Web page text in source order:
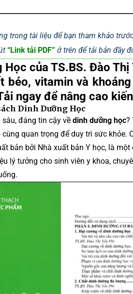
trong tài liệu để bạn tham khảo
“Link tải PDF” ở trên để tải bản đầy
Học của TS.BS. Đào
béo, vitamin và
ngay để nâng cao
Dinh Dưỡng Học
đáng tin cậy về dinh dưỡng học?
quan trọng để duy trì sức khỏe.
bản bởi Nhà xuất bản Y học, là
lý tưởng cho sinh viên y khoa,